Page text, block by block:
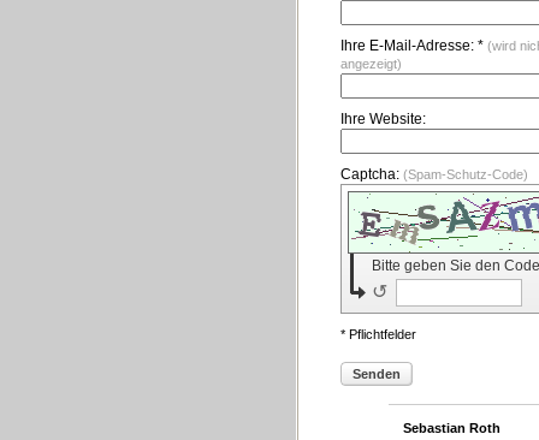
Ihre E-Mail-Adresse: * (wird
angezeigt)
Ihre Website:
Captcha: (Spam-Schutz-Code)
Bitte geben Sie den
↺
* Pflichtfelder
Senden
Sebastian Roth